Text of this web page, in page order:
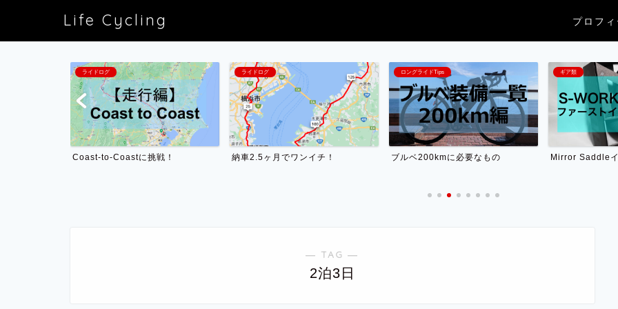
Life Cycling プロフ
ライドログ
Coast-to-Coastに挑戦！
ライドログ
納車2.5ヶ月でワンイチ！
ロングライドTips
ブルベ200kmに必要なもの
ギア類
Mirror Saddle
― TAG ―
2泊3日